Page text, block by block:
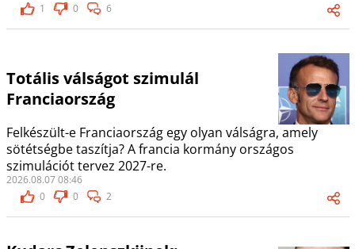
1
0 6
Totális válságot szimulál
Franciaország
Felkészült-e Franciaország egy olyan válságra, amely
sötétségbe taszítja? A francia kormány országos
szimulációt tervez 2027-re.
2026.08.07 08:46
0
0 2